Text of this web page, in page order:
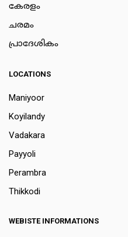
കേരളം
ചരമം
പ്രാദേശികം
LOCATIONS
Maniyoor
Koyilandy
Vadakara
Payyoli
Perambra
Thikkodi
WEBISTE INFORMATIONS